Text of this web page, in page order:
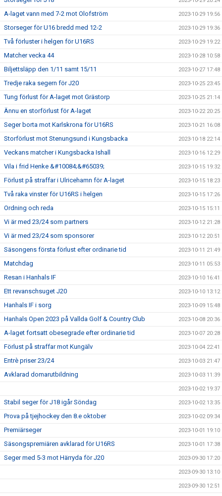
A-laget vann med 7-2 mot Olofström 2023-10-29 19:56
Storseger för U16 bredd med 12-2 2023-10-29 19:36
Två förluster i helgen för U16RS 2023-10-29 19:22
Matcher vecka 44 2023-10-28 10:58
Biljettsläpp den 1/11 samt 15/11 2023-10-27 17:48
Tredje raka segern för J20 2023-10-25 23:45
Tung förlust för A-laget mot Grästorp 2023-10-25 21:14
Ännu en storförlust för A-laget 2023-10-22 20:25
Seger borta mot Karlskrona för U16RS 2023-10-21 16:08
Storförlust mot Stenungsund i Kungsbacka 2023-10-18 22:14
Veckans matcher i Kungsbacka Ishall 2023-10-16 12:29
Vila i frid Henke &#10084;&#65039; 2023-10-15 19:32
Förlust på straffar i Ulricehamn för A-laget 2023-10-15 18:23
Två raka vinster för U16RS i helgen 2023-10-15 17:26
Ordning och reda 2023-10-15 15:11
Vi är med 23/24 som partners 2023-10-12 21:28
Vi är med 23/24 som sponsorer 2023-10-12 20:51
Säsongens första förlust efter ordinarie tid 2023-10-11 21:49
Matchdag 2023-10-11 05:53
Resan i Hanhals IF 2023-10-10 16:41
Ett revanschsuget J20 2023-10-10 13:12
Hanhals IF i sorg 2023-10-09 15:48
Hanhals Open 2023 på Vallda Golf & Country Club 2023-10-08 20:36
A-laget fortsatt obesegrade efter ordinarie tid 2023-10-07 20:28
Förlust på straffar mot Kungälv 2023-10-04 22:41
Entrè priser 23/24 2023-10-03 21:47
Avklarad domarutbildning 2023-10-03 11:39
2023-10-02 19:37
Stabil seger för J18 igår Söndag 2023-10-02 13:35
Prova på tjejhockey den 8.e oktober 2023-10-02 09:34
Premiärseger 2023-10-01 19:10
Säsongspremiären avklarad för U16RS 2023-10-01 17:38
Seger med 5-3 mot Härryda för J20 2023-09-30 17:20
2023-09-30 13:10
2023-09-30 12:51